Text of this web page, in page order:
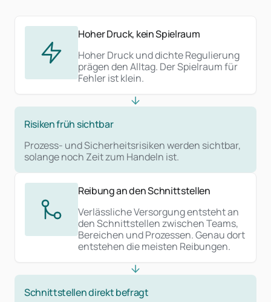
Hoher Druck, kein Spielraum
Hoher Druck und dichte Regulierung
prägen den Alltag. Der Spielraum für
Fehler ist klein.
Risiken früh sichtbar
Prozess- und Sicherheitsrisiken werden sichtbar,
solange noch Zeit zum Handeln ist.
Reibung an den Schnittstellen
Verlässliche Versorgung entsteht an
den Schnittstellen zwischen Teams,
Bereichen und Prozessen. Genau dort
entstehen die meisten Reibungen.
Schnittstellen direkt befragt